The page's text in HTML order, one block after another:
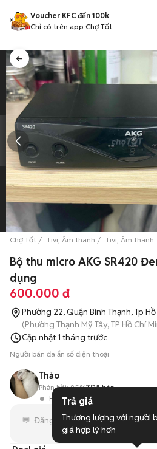
Voucher KFC đến 100k
Chỉ có trên app Chợ Tốt
Chợ Tốt Tivi, Âm thanh Tivi, Âm thanh
Bộ thu micro AKG SR420
dụng
600.000 đ
Phường 22, Quận Bình Thạnh, Tp
(Phường Thạnh Mỹ Tây, TP Hồ Chí
Cập nhật1 tháng trước
Người bán đã ẩn số điện thoại
Thảo
Hoạt động 10 ngày trước
Phản hồi: 85%7Đã bán
Trả giá
Thương lượng với người
giá hợp lý hơn